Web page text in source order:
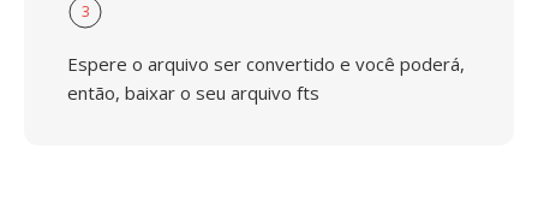
3
Espere o arquivo ser convertido e você poderá,
então, baixar o seu arquivo fts